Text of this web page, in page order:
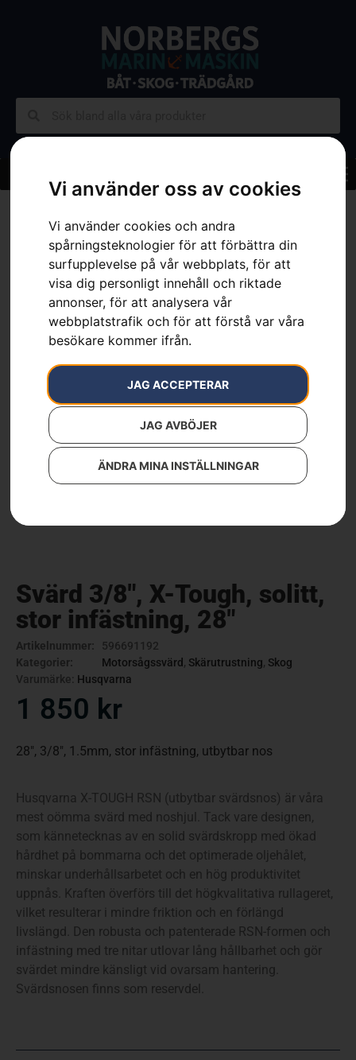
Vi använder oss av cookies
Vi använder cookies och andra
spårningsteknologier för att förbättra din
surfupplevelse på vår webbplats, för att
visa dig personligt innehåll och riktade
annonser, för att analysera vår
webbplatstrafik och för att förstå var våra
besökare kommer ifrån.
JAG ACCEPTERAR
JAG AVBÖJER
ÄNDRA MINA INSTÄLLNINGAR
3/8″, X-Tough, solitt, stor infästning, 28″
Svärd 3/8″, X-Tough, solitt,
stor infästning, 28″
Artikelnummer:
596691192
Kategorier:
Motorsågssvärd , Skärutrustning, Skog
Varumärke: Husqvarna
1 850 kr
28″, 3/8″, 1.5mm, stor infästning, utbytbar nos
Husqvarna X-TOUGH RSN (utbytbar svärdsnos) är våra
mest oömma svärd med noshjul. Tack vare designen,
som kännetecknas av en solid svärdskropp med ökad
hårdhet på bommarna och det optimerade oljehålet,
minskar underhållsarbetet och en hög produktivitet
uppnås. Kraften överförs till det högkvalitativa rullageret,
vilket resulterar i mindre friktion och en förlängd
livslängd. Den robusta och patenterade RSN-formen och
infästning med tre nitar utlovar lång hållbarhet och gör
svärdet mindre känsligt vid ovarsam hantering.
Svärdsnosen finns som reservdel.